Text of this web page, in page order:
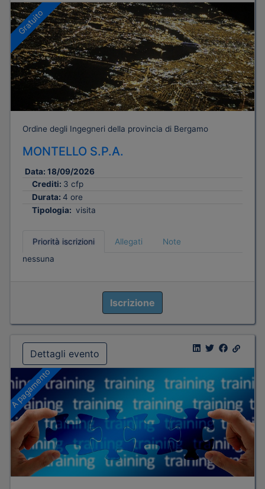
Gratuito
Ordine degli Ingegneri della provincia di Bergamo
MONTELLO S.P.A.
Data: 18/09/2026
Crediti: 3 cfp
Durata: 4 ore
Tipologia: visita
Priorità iscrizioni Allegati
Note
nessuna
Iscrizione
Dettagli evento
A pagamento